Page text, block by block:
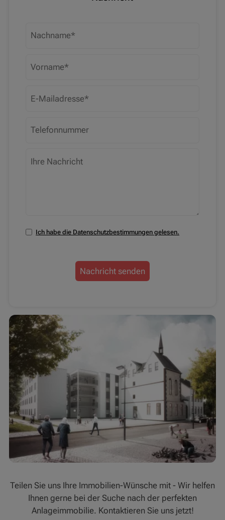
Ich habe die Datenschutzbestimmungen gelesen.
Nachricht senden
Teilen Sie uns Ihre Immobilien-Wünsche mit - Wir helfen
Ihnen gerne bei der Suche nach der perfekten
Anlageimmobilie. Kontaktieren Sie uns jetzt!